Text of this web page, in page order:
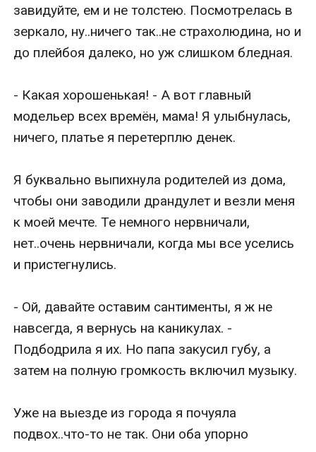
завидуйте, ем и не толстею. Посмотрелась в
зеркало, ну..ничего так..не страхолюдина, но и
до плейбоя далеко, но уж слишком бледная.
- Какая хорошенькая! - А вот главный
модельер всех времён, мама! Я улыбнулась,
ничего, платье я перетерплю денек.
Я буквально выпихнула родителей из дома,
чтобы они заводили драндулет и везли меня
к моей мечте. Те немного нервничали,
нет..очень нервничали, когда мы все уселись
и пристегнулись.
- Ой, давайте оставим сантименты, я ж не
навсегда, я вернусь на каникулах. -
Подбодрила я их. Но папа закусил губу, а
затем на полную громкость включил музыку.
Уже на выезде из города я почуяла
подвох..что-то не так. Они оба упорно